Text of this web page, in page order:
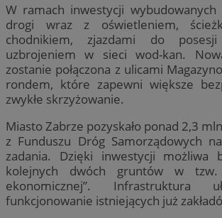
W ramach inwestycji
drogi wraz z oświetleniem,
chodnikiem, zjazdami do
uzbrojeniem w sieci wod-kan.
zostanie połączona z ulicami
rondem, które zapewni większe
zwykłe skrzyżowanie.
Miasto Zabrze pozyskało ponad 2,3
z Funduszu Dróg Samorządowych
zadania. Dzięki inwestycji możliwa
kolejnych dwóch gruntów w tzw.
ekonomicznej”. Infrastruktura
funkcjonowanie istniejących już